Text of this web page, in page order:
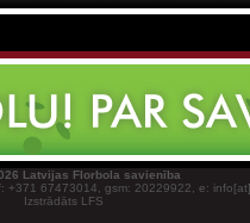
Latvijas Florbola savienība
+371 67473014, gsm: 20229922, e:
Izstrādāts LFS